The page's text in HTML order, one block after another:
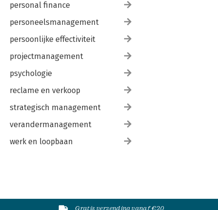
personal finance
personeelsmanagement
persoonlijke effectiviteit
projectmanagement
psychologie
reclame en verkoop
strategisch management
verandermanagement
werk en loopbaan
Gratis verzending vanaf €20